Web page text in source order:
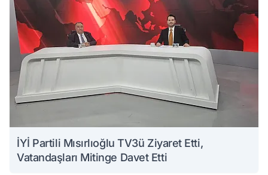
İYİ Partili Mısırlıoğlu TV3ü Ziyaret Etti,
Vatandaşları Mitinge Davet Etti